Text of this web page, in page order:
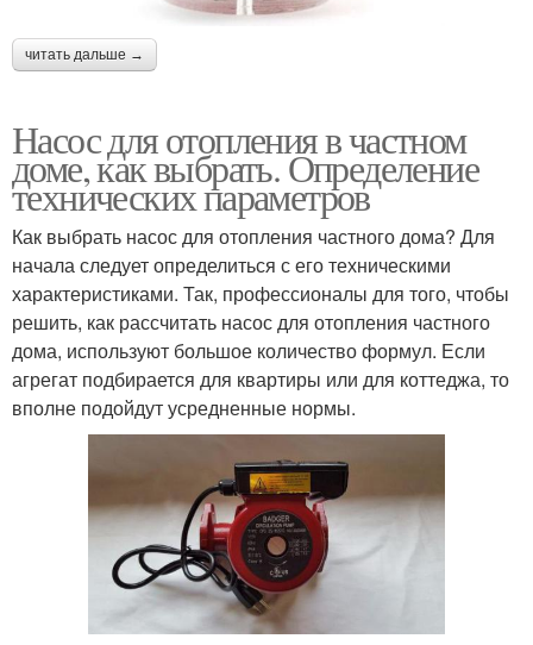
читать дальше →
Насос для отопления в частном
доме, как выбрать. Определение
технических параметров
Как выбрать насос для отопления частного дома? Для
начала следует определиться с его техническими
характеристиками. Так, профессионалы для того, чтобы
решить, как рассчитать насос для отопления частного
дома, используют большое количество формул. Если
агрегат подбирается для квартиры или для коттеджа, то
вполне подойдут усредненные нормы.